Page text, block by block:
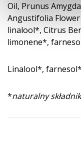
Oil, Prunus
Angustifolia
linalool*, Citrus
limonene*,
Linalool*,
*naturalny